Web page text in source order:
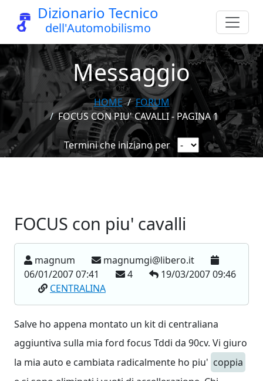
Dizionario Tecnico
dell'Automobilismo
Messaggio
HOME
FORUM
FOCUS CON PIU' CAVALLI - PAGINA 1
Termini che iniziano per
FOCUS con piu' cavalli
magnum
magnumgi@libero.it
06/01/2007 07:41
4
19/03/2007 09:46
CENTRALINA
Salve ho appena montato un kit di centraliana
aggiuntiva sulla mia ford focus Tddi da 90cv. Vi giuro
la mia auto e cambiata radicalmente ho piu' coppia